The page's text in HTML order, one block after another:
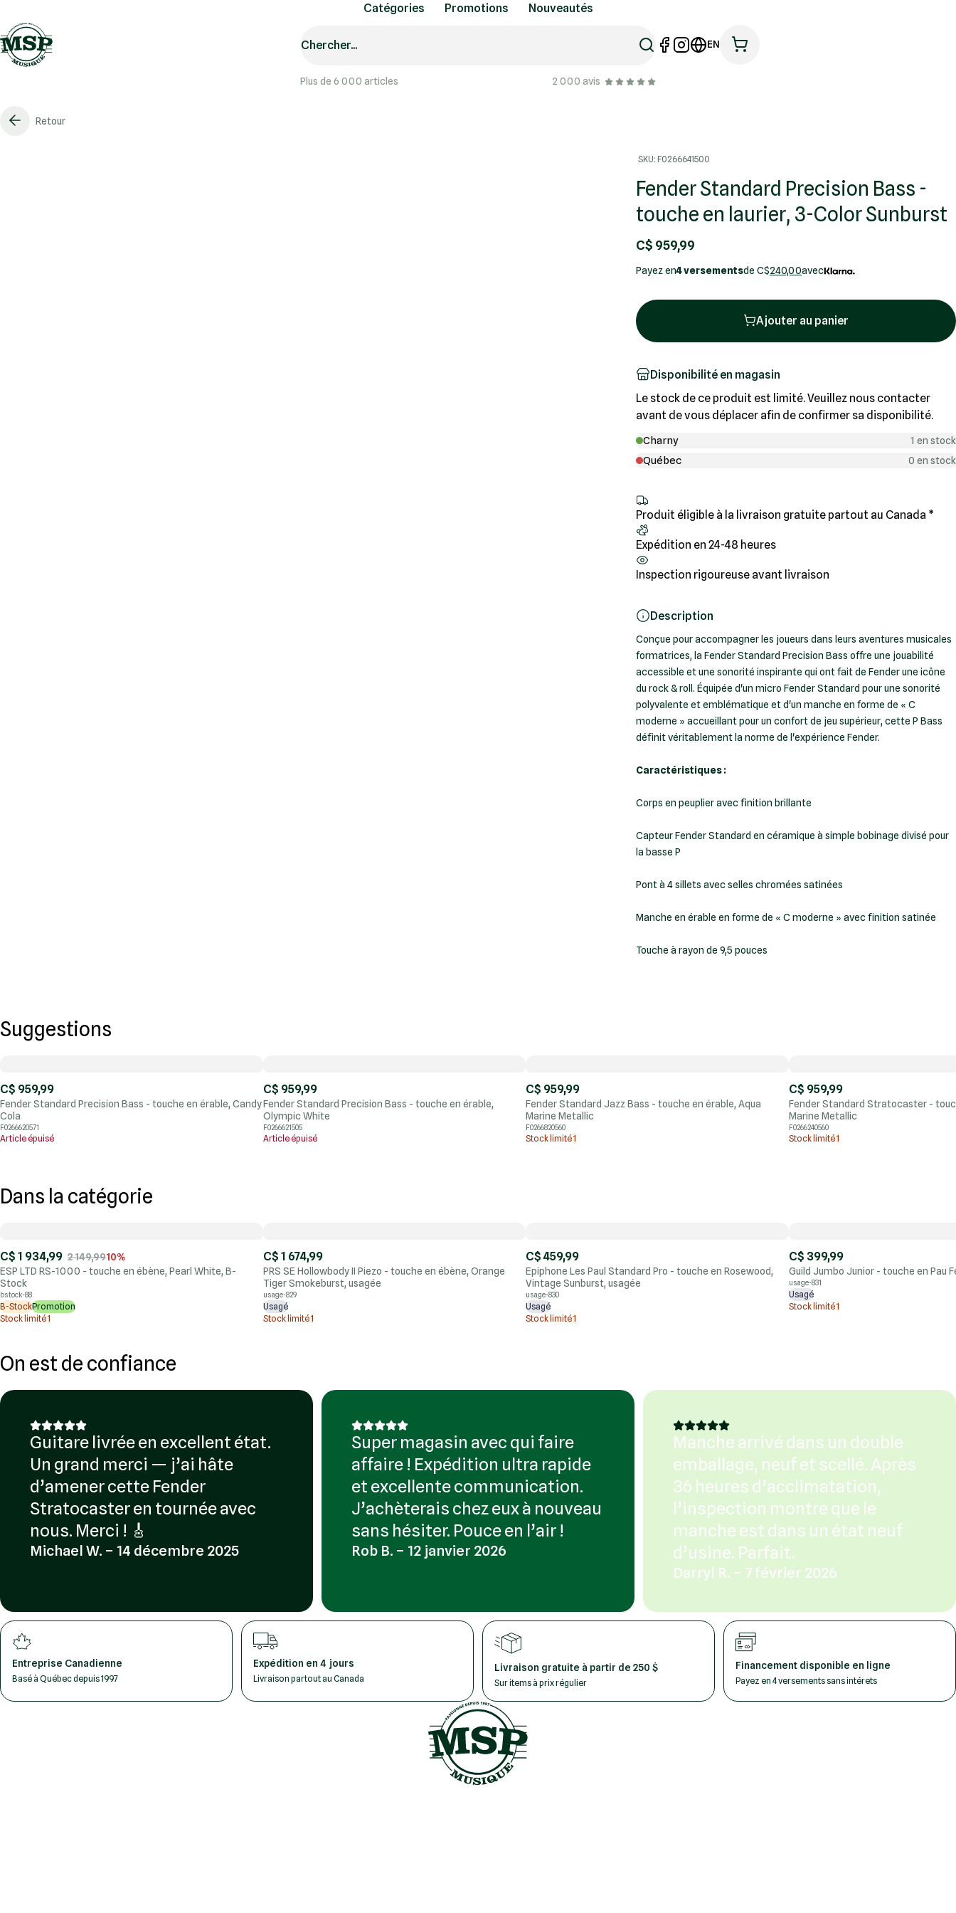
Catégories Promotions Nouveautés
Chercher...
Plus de 6 000 articles 2 000 avis
EN
Retour
SKU: F0266641500
Fender Standard Precision Bass -
touche en laurier, 3-Color Sunburst
C$ 959,99
Payez en4 versementsde C$240,00avec
Ajouter au panier
Disponibilité en magasin
Le stock de ce produit est limité. Veuillez nous contacter
avant de vous déplacer afin de confirmer sa disponibilité.
Charny 1 en stock
Québec 0 en stock
Produit éligible à la livraison gratuite partout au Canada *
Expédition en 24-48 heures
Inspection rigoureuse avant livraison
Description
Conçue pour accompagner les joueurs dans leurs aventures musicales
formatrices, la Fender Standard Precision Bass offre une jouabilité
accessible et une sonorité inspirante qui ont fait de Fender une icône
du rock & roll. Équipée d'un micro Fender Standard pour une sonorité
polyvalente et emblématique et d'un manche en forme de « C
moderne » accueillant pour un confort de jeu supérieur, cette P Bass
définit véritablement la norme de l'expérience Fender.
Caractéristiques :
Corps en peuplier avec finition brillante
Capteur Fender Standard en céramique à simple bobinage divisé pour
la basse P
Pont à 4 sillets avec selles chromées satinées
Manche en érable en forme de « C moderne » avec finition satinée
Touche à rayon de 9,5 pouces
Suggestions
C$ 959,99
Fender Standard Precision Bass - touche en érable, Candy
Cola
F0266620571
Article épuisé
C$ 959,99
Fender Standard Precision Bass - touche en érable,
Olympic White
F0266621505
Article épuisé
C$ 959,99
Fender Standard Jazz Bass - touche en érable, Aqua
Marine Metallic
F0266820560
Stock limité1
C$ 959,99
Fender Standard Stratocaster -
Marine Metallic
F0266240560
Stock limité1
Dans la catégorie
C$ 1 934,99 2 149,9910%
ESP LTD RS-1000 - touche en ébène, Pearl White, B-
Stock
bstock-88
B-StockPromotion
Stock limité1
C$ 1 674,99
PRS SE Hollowbody II Piezo - touche en ébène, Orange
Tiger Smokeburst, usagée
usage-829
Usagé
Stock limité1
C$ 459,99
Epiphone Les Paul Standard Pro - touche en Rosewood,
Vintage Sunburst, usagée
usage-830
Usagé
Stock limité1
C$ 399,99
Guild Jumbo Junior - touche en Pau
usage-831
Usagé
Stock limité1
On est de confiance
Guitare livrée en excellent état.
Un grand merci — j’ai hâte
d’amener cette Fender
Stratocaster en tournée avec
nous. Merci ! 🎸
Michael W. – 14 décembre 2025
Super magasin avec qui faire
affaire ! Expédition ultra rapide
et excellente communication.
J’achèterais chez eux à nouveau
sans hésiter. Pouce en l’air !
Rob B. – 12 janvier 2026
Manche arrivé dans un double
emballage, neuf et scellé. Après
36 heures d’acclimatation,
l’inspection montre que le
manche est dans un état neuf
d’usine. Parfait.
Darryl R. – 7 février 2026
Entreprise Canadienne
Basé à Québec depuis 1997
Expédition en 4 jours
Livraison partout au Canada
Livraison gratuite à partir de 250 $
Sur items à prix régulier
Financement disponible en ligne
Payez en 4 versements sans intérets